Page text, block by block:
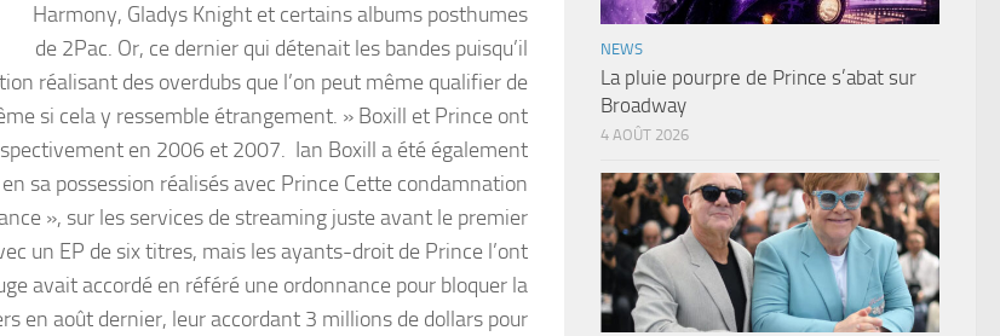
Harmony, Gladys Knight et certains albums posthumes
de 2Pac. Or, ce dernier qui détenait les bandes puisqu’il
réalisant des overdubs que l’on peut même qualifier de
si cela y ressemble étrangement. » Boxill et Prince ont
en 2006 et 2007. Ian Boxill a été également
sa possession réalisés avec Prince Cette condamnation
», sur les services de streaming juste avant le premier
un EP de six titres, mais les ayants-droit de Prince l’ont
avait accordé en référé une ordonnance pour bloquer la
en août dernier, leur accordant 3 millions de dollars pour
NEWS
La pluie pourpre de Prince s’abat sur
Broadway
4 AOÛT 2026